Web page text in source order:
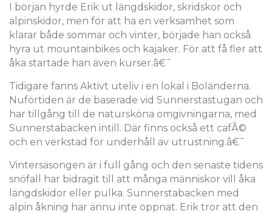
I början hyrde Erik ut längdskidor, skridskor och
alpinskidor, men för att ha en verksamhet som
klarar både sommar och vinter, började han också
hyra ut mountainbikes och kajaker. För att få fler att
åka startade han även kurser.â€¯
Tidigare fanns Aktivt uteliv i en lokal i Boländerna.
Nuförtiden är de baserade vid Sunnerstastugan och
har tillgång till de natursköna omgivningarna, med
Sunnerstabacken intill. Där finns också ett cafÃ©
och en verkstad för underhåll av utrustning.â€¯
Vintersäsongen är i full gång och den senaste tidens
snöfall har bidragit till att många människor vill åka
längdskidor eller pulka. Sunnerstabacken med
alpin åkning har ännu inte öppnat. Erik tror att den